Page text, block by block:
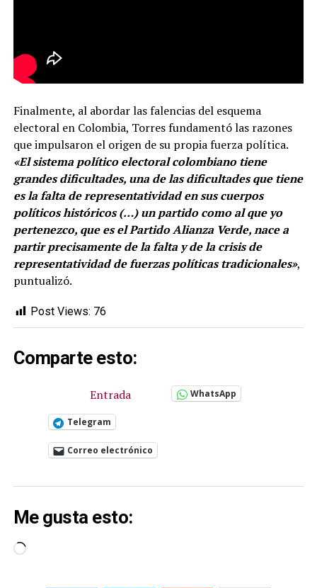
Finalmente, al abordar las falencias del esquema
electoral en Colombia, Torres fundamentó las razones
que impulsaron el origen de su propia fuerza política.
«El sistema político electoral colombiano tiene
grandes dificultades, una de las dificultades que tiene
es la falta de representatividad en sus cuerpos
políticos históricos (…) un partido como al que yo
pertenezco, que es el Partido Alianza Verde, nace a
partir precisamente de la falta y de la crisis de
representatividad de fuerzas políticas tradicionales»,
puntualizó.
Post Views: 76
Comparte esto:
Entrada WhatsApp
Telegram
Correo electrónico
Me gusta esto:
Cargando...